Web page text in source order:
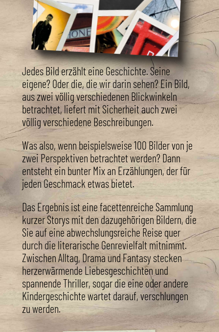
Jedes Bild erzählt eine Geschichte. Seine
eigene? Oder die, die wir darin sehen? Ein Bild,
aus zwei völlig verschiedenen Blickwinkeln
betrachtet, liefert mit Sicherheit auch zwei
völlig verschiedene Beschreibungen.
Was also, wenn beispielsweise 100 Bilder von je
zwei Perspektiven betrachtet werden? Dann
entsteht ein bunter Mix an Erzählungen, der für
jeden Geschmack etwas bietet.
Das Ergebnis ist eine facettenreiche Sammlung
kurzer Storys mit den dazugehörigen Bildern, die
Sie auf eine abwechslungsreiche Reise quer
durch die literarische Genrevielfalt mitnimmt.
Zwischen Alltag, Drama und Fantasy stecken
herzerwärmende Liebesgeschichten und
spannende Thriller, sogar die eine oder andere
Kindergeschichte wartet darauf, verschlungen
zu werden.